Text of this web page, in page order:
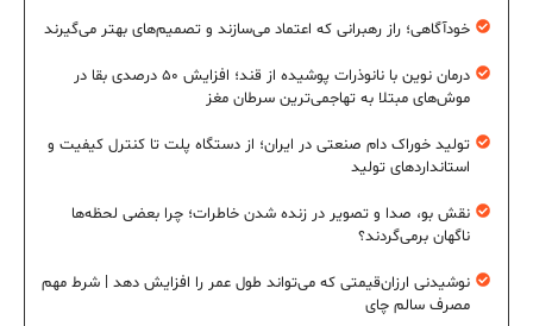
خودآگاهی؛ راز رهبرانی که اعتماد می‌سازند و تصمیم‌های بهتر می‌گیرند
درمان نوین با نانوذرات پوشیده از قند؛ افزایش ۵۰ درصدی بقا در
موش‌های مبتلا به تهاجمی‌ترین سرطان مغز
تولید خوراک دام صنعتی در ایران؛ از دستگاه پلت تا کنترل کیفیت و
استانداردهای تولید
نقش بو، صدا و تصویر در زنده شدن خاطرات؛ چرا بعضی لحظه‌ها
ناگهان برمی‌گردند؟
نوشیدنی ارزان‌قیمتی که می‌تواند طول عمر را افزایش دهد | شرط مهم
مصرف سالم چای